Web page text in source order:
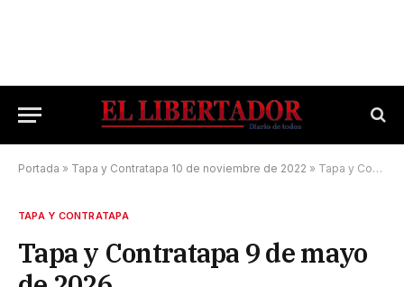
Portada » Tapa y Contratapa 10 de noviembre de 2022 » Tapa y Contratapa 9 de mayo de 2026
TAPA Y CONTRATAPA
Tapa y Contratapa 9 de mayo